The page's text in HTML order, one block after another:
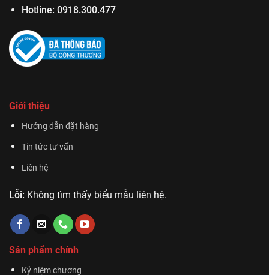
Hotline: 0918.300.477
Giới thiệu
Hướng dẫn đặt hàng
Tin tức tư vấn
Liên hệ
Lỗi: Không tìm thấy biểu mẫu liên hệ.
Sản phẩm chính
Kỷ niệm chương